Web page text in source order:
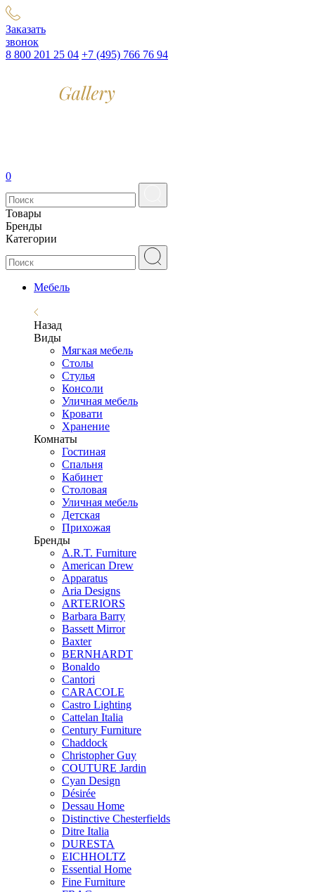
Заказать
звонок
8 800 201 25 04 +7 (495) 766 76 94
0
Товары
Бренды
Категории
Мебель
Назад
Виды
Мягкая мебель
Столы
Стулья
Консоли
Уличная мебель
Кровати
Хранение
Комнаты
Гостиная
Спальня
Кабинет
Столовая
Уличная мебель
Детская
Прихожая
Бренды
A.R.T. Furniture
American Drew
Apparatus
Aria Designs
ARTERIORS
Barbara Barry
Bassett Mirror
Baxter
BERNHARDT
Bonaldo
Cantori
CARACOLE
Castro Lighting
Cattelan Italia
Century Furniture
Chaddock
Christopher Guy
COUTURE Jardin
Cyan Design
Désirée
Dessau Home
Distinctive Chesterfields
Ditre Italia
DURESTA
EICHHOLTZ
Essential Home
Fine Furniture